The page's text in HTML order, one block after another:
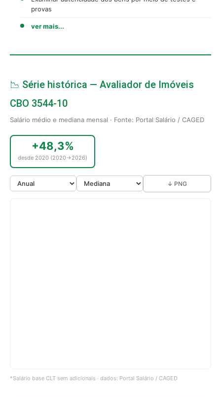
provas
ver mais...
📉 Série histórica — Avaliador de Imóveis
CBO 3544-10
Salário médio e mediana mensal · Fonte: Portal Salário / CAGED
+48,3%
desde 2020 (2020→2026)
↓ PNG
*Salário base CLT sem adicionais · dados: Portal Salário / CAGED